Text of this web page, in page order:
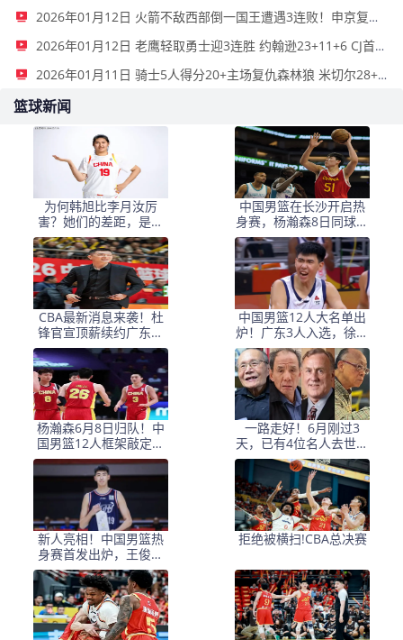
2026年01月12日 火箭不敌西部倒一国王遭遇3连败！申京复出19+9 阿门31+13+6
2026年01月12日 老鹰轻取勇士迎3连胜 约翰逊23+11+6 CJ首秀12分 库里31+5
2026年01月11日 骑士5人得分20+主场复仇森林狼 米切尔28+8 爱德华兹25+5
篮球新闻
为何韩旭比李月汝厉
害？她们的差距，是张
子宇选秀顺位暴跌的原
因
中国男篮在长沙开启热
身赛，杨瀚森8日同球队
会合
CBA最新消息来袭！杜
锋官宣顶薪续约广东男
篮，杨鸣婉拒执教北控
中国男篮12人大名单出
炉！广东3人入选，徐昕
国家队首秀，胡明轩轮
休
杨瀚森6月8日归队！中
国男篮12人框架敲定，
锋线王牌竟是他？
一路走好！6月刚过3
天，已有4位名人去世，
姚明等人发文悼念
新人亮相！中国男篮热
身赛首发出炉，王俊杰
领衔+徐昕坐镇禁区
拒绝被横扫!CBA总决赛